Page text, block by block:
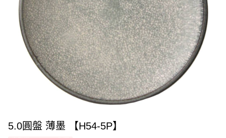
5.0圓盤 薄墨 【H54-5P】